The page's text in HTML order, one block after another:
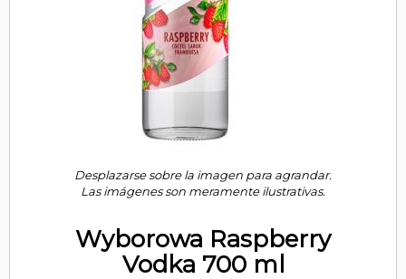
Desplazarse sobre la imagen para agrandar.
Las imágenes son meramente ilustrativas.
Wyborowa Raspberry
Vodka 700 ml